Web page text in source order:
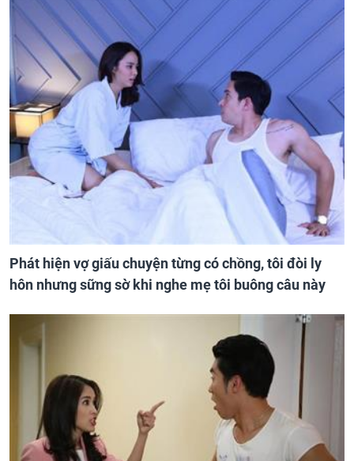
Phát hiện vợ giấu chuyện từng có chồng, tôi đòi ly
hôn nhưng sững sờ khi nghe mẹ tôi buông câu này